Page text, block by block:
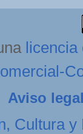
licencia
Aviso
Cultura y